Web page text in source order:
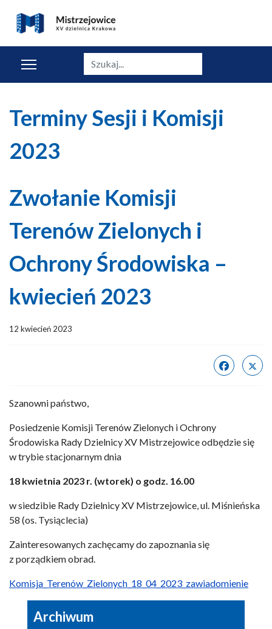
Szukaj
Terminy Sesji i Komisji
2023
Zwołanie Komisji
Terenów Zielonych i
Ochrony Środowiska –
kwiecień 2023
12 kwiecień 2023
Szanowni państwo,
Posiedzenie Komisji Terenów Zielonych i Ochrony
Środowiska Rady Dzielnicy XV Mistrzejowice odbędzie się
w trybie stacjonarnym dnia
18 kwietnia 2023 r. (wtorek) o godz. 16.00
w siedzibie Rady Dzielnicy XV Mistrzejowice, ul. Miśnieńska
58 (os. Tysiąclecia)
Zainteresowanych zachęcamy do zapoznania się
z porządkiem obrad.
Komisja_Terenów_Zielonych_18_04_2023_zawiadomienie
Archiwum